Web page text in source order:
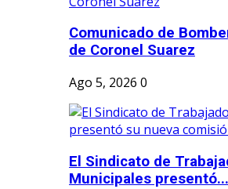
Comunicado de
de Coronel Suarez
Ago 5, 2026 0
El Sindicato de
Municipales presentó...